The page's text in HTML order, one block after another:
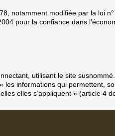
notamment modifiée par la loi
pour la confiance dans
utilisant le site susnommé.
les informations qui permettent,
elles s’appliquent » (article 4